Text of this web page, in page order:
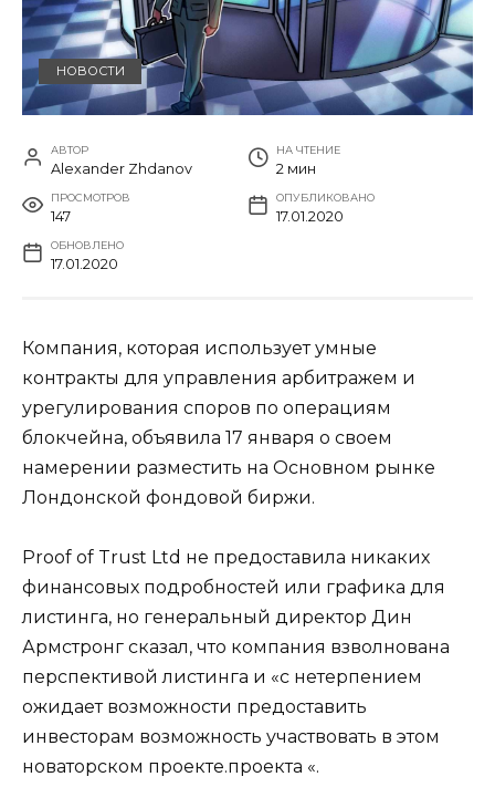
НОВОСТИ
АВТОР
Alexander Zhdanov
НА ЧТЕНИЕ
2 мин
ПРОСМОТРОВ
147
ОПУБЛИКОВАНО
17.01.2020
ОБНОВЛЕНО
17.01.2020
Компания, которая использует умные
контракты для управления арбитражем и
урегулирования споров по операциям
блокчейна, объявила 17 января о своем
намерении разместить на Основном рынке
Лондонской фондовой биржи.
Proof of Trust Ltd не предоставила никаких
финансовых подробностей или графика для
листинга, но генеральный директор Дин
Армстронг сказал, что компания взволнована
перспективой листинга и «с нетерпением
ожидает возможности предоставить
инвесторам возможность участвовать в этом
новаторском проекте.проекта «.